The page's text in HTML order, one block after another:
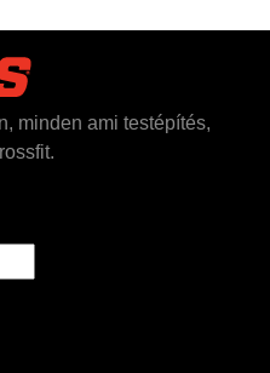
minden ami testépítés,